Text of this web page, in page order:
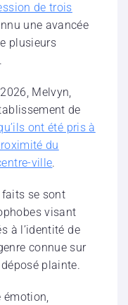
de trois
une avancée
plusieurs
Melvyn,
de
ont été pris à
du
ville.
faits se sont
visant
à l’identité de
connue sur
plainte.
émotion,